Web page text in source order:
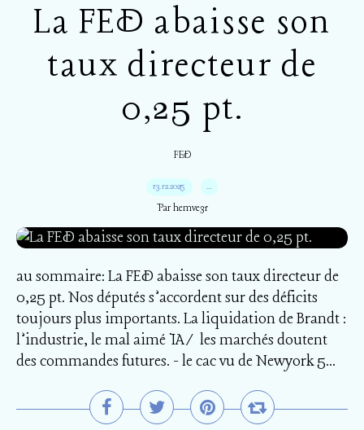
La FED abaisse son
taux directeur de
0,25 pt.
FED
13.12.2025 …
Par hemve31
au sommaire: La FED abaisse son taux directeur de
0,25 pt. Nos députés s’accordent sur des déficits
toujours plus importants. La liquidation de Brandt :
l’industrie, le mal aimé IA/ les marchés doutent
des commandes futures. - le cac vu de Newyork 5...